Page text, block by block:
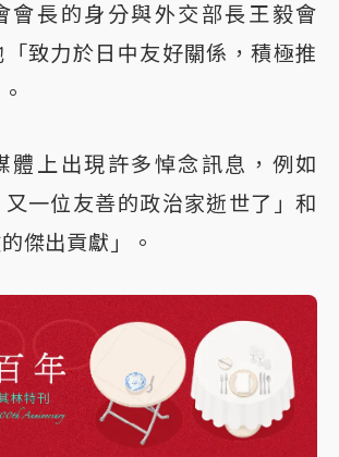
會長的身分與外交部長王毅會
致力於日中友好關係，積極推
體上出現許多悼念訊息，例如
又一位友善的政治家逝世了」和
傑出貢獻」。